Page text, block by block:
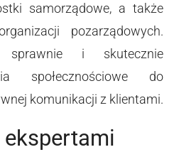
samorządowe, a także
pozarządowych.
i skutecznie
społecznościowe do
komunikacji z klientami.
ekspertami